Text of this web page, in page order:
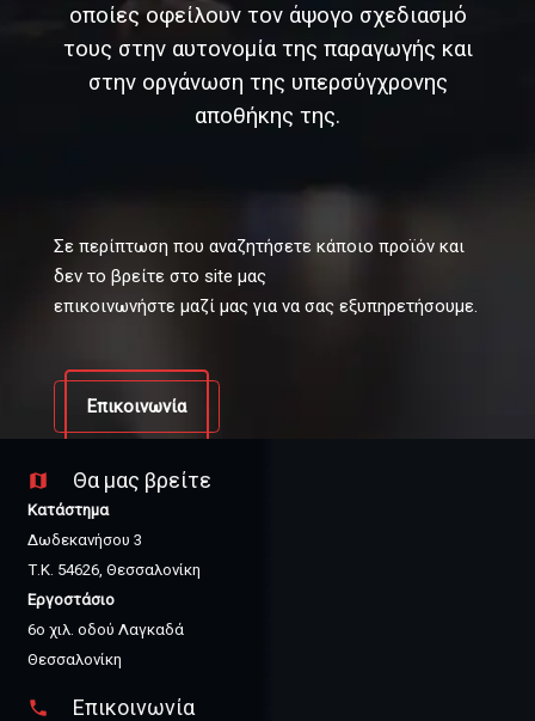
οποίες οφείλουν τον άψογο σχεδιασμό
τους στην αυτονομία της παραγωγής και
στην οργάνωση της υπερσύγχρονης
αποθήκης της.
Σε περίπτωση που αναζητήσετε κάποιο προϊόν και
δεν το βρείτε στο site μας
επικοινωνήστε μαζί μας για να σας εξυπηρετήσουμε.
Επικοινωνία
map Θα μας βρείτε
Κατάστημα
Δωδεκανήσου 3
Τ.Κ. 54626, Θεσσαλονίκη
Εργοστάσιο
6ο χιλ. οδού Λαγκαδά
Θεσσαλονίκη
phone Επικοινωνία